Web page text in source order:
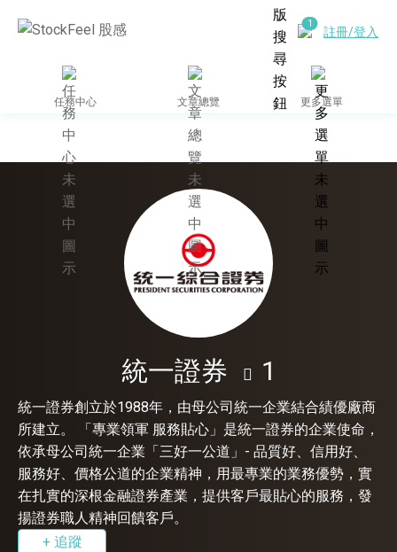
註冊/登入
任務中心 文章總覽 更多選單
統一證券 1
統一證券創立於1988年，由母公司統一企業結合績優廠商
所建立。 「專業領軍 服務貼心」是統一證券的企業使命，
依承母公司統一企業「三好一公道」- 品質好、信用好、
服務好、價格公道的企業精神，用最專業的業務優勢，實
在扎實的深根金融證券產業，提供客戶最貼心的服務，發
揚證券職人精神回饋客戶。
+ 追蹤